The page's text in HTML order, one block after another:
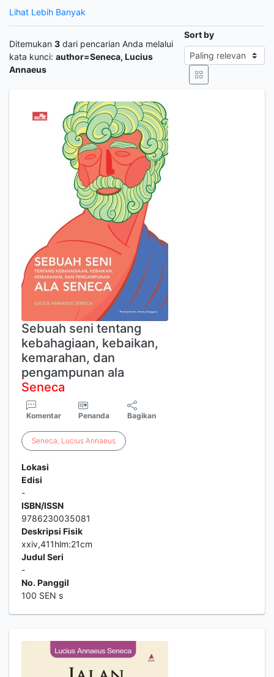
Lihat Lebih Banyak
Ditemukan 3 dari pencarian Anda melalui
kata kunci: author=Seneca, Lucius
Annaeus
Sort by
Sebuah seni tentang
kebahagiaan, kebaikan,
kemarahan, dan
pengampunan ala
Seneca
Komentar Penanda Bagikan
Seneca, Lucius Annaeus
Lokasi
Edisi
-
ISBN/ISSN
9786230035081
Deskripsi Fisik
xxiv,411hlm:21cm
Judul Seri
-
No. Panggil
100 SEN s